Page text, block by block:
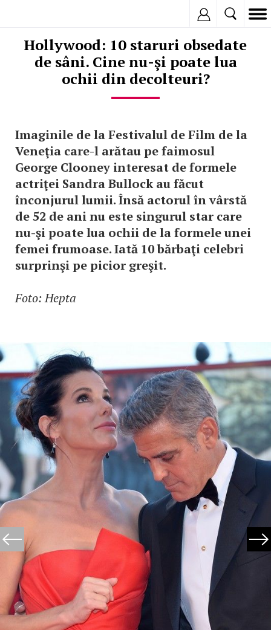
Hollywood: 10 staruri obsedate
de sâni. Cine nu-şi poate lua
ochii din decolteuri?
Imaginile de la Festivalul de Film de la
Veneţia care-l arătau pe faimosul
George Clooney interesat de formele
actriţei Sandra Bullock au făcut
înconjurul lumii. Însă actorul în vârstă
de 52 de ani nu este singurul star care
nu-şi poate lua ochii de la formele unei
femei frumoase. Iată 10 bărbaţi celebri
surprinşi pe picior greşit.
Foto: Hepta